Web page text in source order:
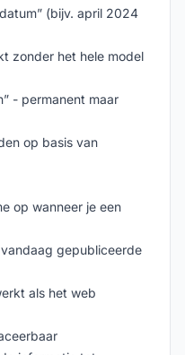
(bijv. april 2024
zonder het hele model
- permanent maar
op basis van
op wanneer je een
gepubliceerde
als het web